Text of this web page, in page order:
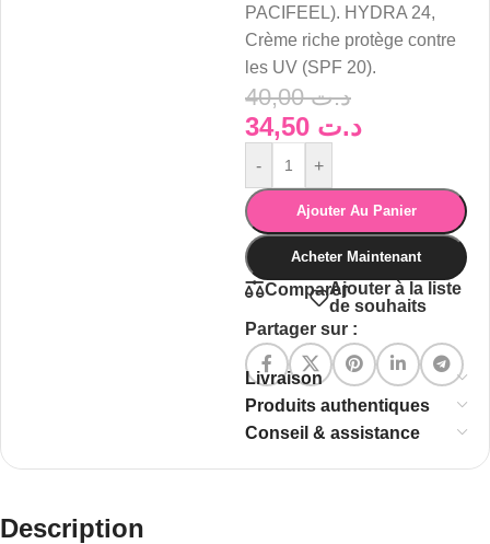
PACIFEEL). HYDRA 24,
Crème riche protège contre
les UV (SPF 20).
د.ت40,00
د.ت
- +
Ajouter Au Panier
Acheter Maintenant
ComparerAjouter à la liste
de souhaits
Partager sur :
Livraison
Produits authentiques
Conseil & assistance
Description